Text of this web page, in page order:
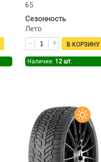
65
Сезонность
Лето
Наличие: 12 шт.